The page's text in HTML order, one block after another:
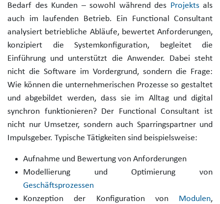
Bedarf des Kunden – sowohl während des Projektsals
auch im laufenden Betrieb. Ein Functional Consultant
analysiert betriebliche Abläufe, bewertet Anforderungen,
konzipiert die Systemkonfiguration, begleitet die
Einführung und unterstützt die Anwender. Dabei steht
nicht die Software im Vordergrund, sondern die Frage:
Wie können die unternehmerischen Prozesse so gestaltet
und abgebildet werden, dass sie im Alltag und digital
synchron funktionieren? Der Functional Consultant ist
nicht nur Umsetzer, sondern auch Sparringspartner und
Impulsgeber. Typische Tätigkeiten sind beispielsweise:
Aufnahme und Bewertung von Anforderungen
Modellierung und Optimierung von
Geschäftsprozessen
Konzeption der Konfiguration von Modulen,